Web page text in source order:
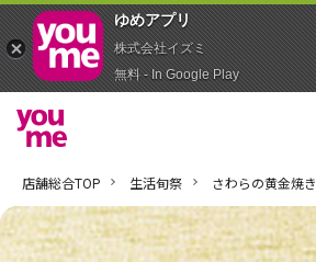
店舗総合TOP 生活旬祭 さわらの黄金焼き
ゆめアプ‪リ‬
株式会社イズミ
無料 - In Google Play